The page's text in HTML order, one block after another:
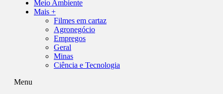
Meio Ambiente
Mais +
Filmes em cartaz
Agronegócio
Empregos
Geral
Minas
Ciência e Tecnologia
Menu